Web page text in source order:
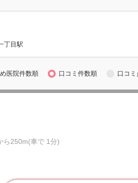
丁目駅
医院件数順 口コミ件数順 口コ
ら250m(車で 1分)